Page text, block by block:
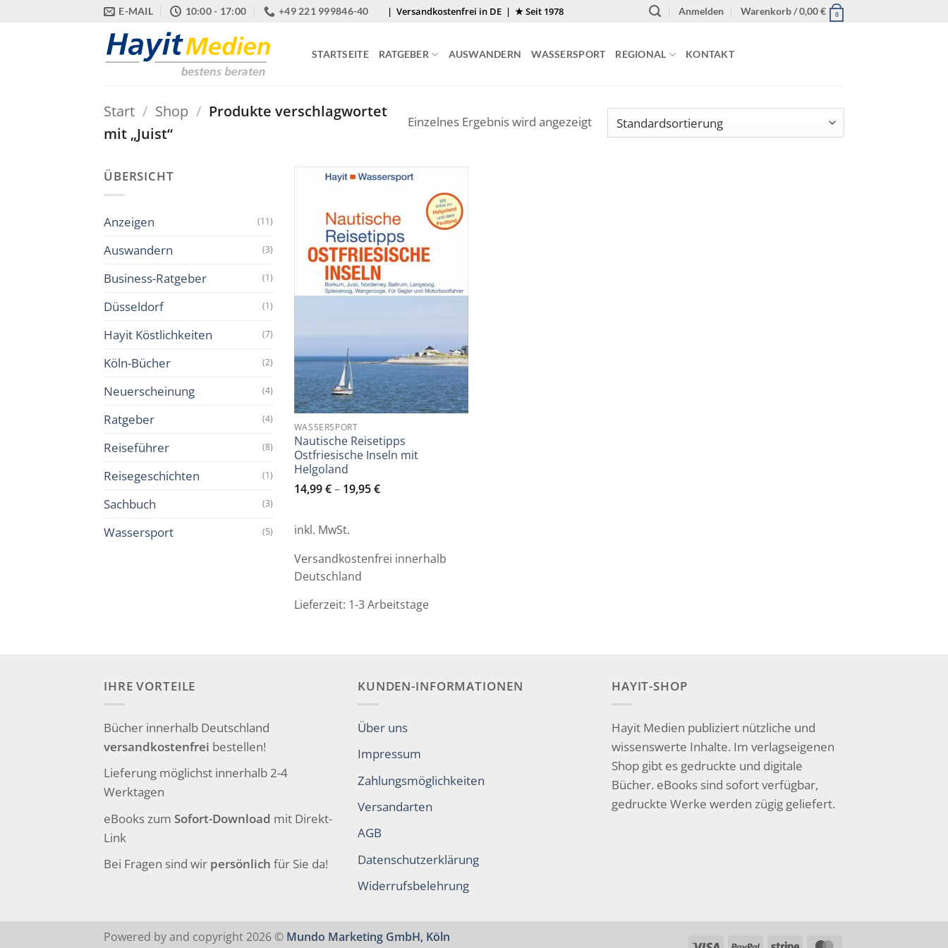
E-MAIL 10:00 - 17:00 +49 221 999846-40 | Versandkostenfrei in DE | ★ Seit 1978 Anmelden Warenkorb /0,00€ 0
STARTSEITE RATGEBER AUSWANDERN WASSERSPORT REGIONAL KONTAKT
Start / Shop / Produkte verschlagwortet
mit „Juist“
Einzelnes Ergebnis wird angezeigt
ÜBERSICHT
Anzeigen (11)
Auswandern (3)
Business-Ratgeber (1)
Düsseldorf (1)
Hayit Köstlichkeiten (7)
Köln-Bücher (2)
Neuerscheinung (4)
Ratgeber (4)
Reiseführer (8)
Reisegeschichten (1)
Sachbuch (3)
Wassersport (5)
WASSERSPORT
Nautische Reisetipps
Ostfriesische Inseln mit
Helgoland
14,99€– 19,95€
inkl. MwSt.
Versandkostenfrei innerhalb
Deutschland
Lieferzeit: 1-3 Arbeitstage
IHRE VORTEILE
Bücher innerhalb Deutschland
versandkostenfrei bestellen!
Lieferung möglichst innerhalb 2-4
Werktagen
eBooks zum Sofort-Download mit Direkt-
Link
Bei Fragen sind wir persönlich für Sie da!
KUNDEN-INFORMATIONEN
Über uns
Impressum
Zahlungsmöglichkeiten
Versandarten
AGB
Datenschutzerklärung
Widerrufsbelehrung
HAYIT-SHOP
Hayit Medien publiziert nützliche und
wissenswerte Inhalte. Im verlagseigenen
Shop gibt es gedruckte und digitale
Bücher. eBooks sind sofort verfügbar,
gedruckte Werke werden zügig geliefert.
Powered by and copyright 2026 © Mundo Marketing GmbH, Köln